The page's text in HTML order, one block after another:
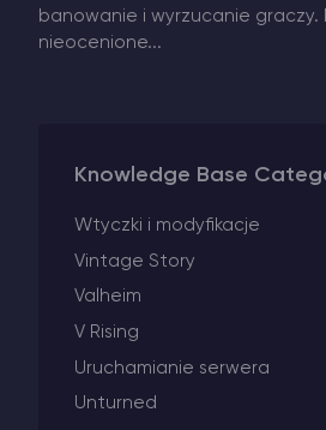
banowanie i wyrzucanie graczy.
nieocenione...
Knowledge Base
Wtyczki i modyfikacje
Vintage Story
Valheim
V Rising
Uruchamianie serwera
Unturned